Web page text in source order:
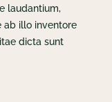
laudantium,
ab illo inventore
dicta sunt